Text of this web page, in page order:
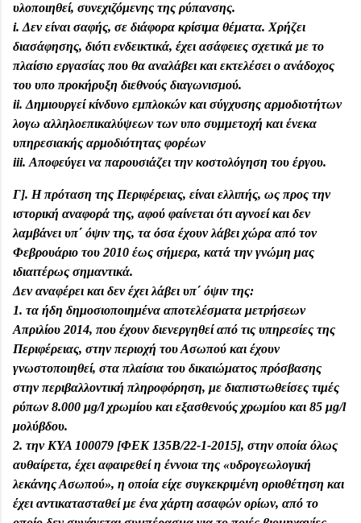
υλοποιηθεί, συνεχιζόμενης της ρύπανσης.
i. Δεν είναι σαφής, σε διάφορα κρίσιμα θέματα. Χρήζει
διασάφησης, διότι ενδεικτικά, έχει ασάφειες σχετικά με το
πλαίσιο εργασίας που θα αναλάβει και εκτελέσει ο ανάδοχος
του υπο προκήρυξη διεθνούς διαγωνισμού.
ii. Δημιουργεί κίνδυνο εμπλοκών και σύγχυσης αρμοδιοτήτων
λογω αλληλοεπικαλύψεων των υπο συμμετοχή και ένεκα
υπηρεσιακής αρμοδιότητας φορέων
iii. Αποφεύγει να παρουσιάζει την κοστολόγηση του έργου.
Γ]. Η πρόταση της Περιφέρειας, είναι ελλιπής, ως προς την
ιστορική αναφορά της, αφού φαίνεται ότι αγνοεί και δεν
λαμβάνει υπ΄ όψιν της, τα όσα έχουν λάβει χώρα από τον
Φεβρουάριο του 2010 έως σήμερα, κατά την γνώμη μας
ιδιαιτέρως σημαντικά.
Δεν αναφέρει και δεν έχει λάβει υπ΄ όψιν της:
1. τα ήδη δημοσιοποιημένα αποτελέσματα μετρήσεων
Απριλίου 2014, που έχουν διενεργηθεί από τις υπηρεσίες της
Περιφέρειας, στην περιοχή του Ασωπού και έχουν
γνωστοποιηθεί, στα πλαίσια του δικαιώματος πρόσβασης
στην περιβαλλοντική πληροφόρηση, με διαπιστωθείσες τιμές
ρύπων 8.000 μg/l χρωμίου και εξασθενούς χρωμίου και 85 μg/l
μολύβδου.
2. την ΚΥΑ 100079 [ΦΕΚ 135Β/22-1-2015], στην οποία όλως
αυθαίρετα, έχει αφαιρεθεί η έννοια της «υδρογεωλογική
λεκάνης Ασωπού», η οποία είχε συγκεκριμένη οριοθέτηση και
έχει αντικατασταθεί με ένα χάρτη ασαφών ορίων, από το